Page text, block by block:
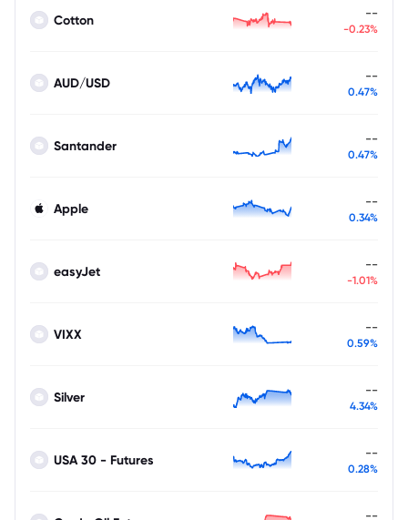
Cotton --
-0.23%
AUD/USD --
0.47%
Santander --
0.47%
Apple --
0.34%
easyJet --
-1.01%
VIXX --
0.59%
Silver --
4.34%
USA 30 - Futures --
0.28%
--